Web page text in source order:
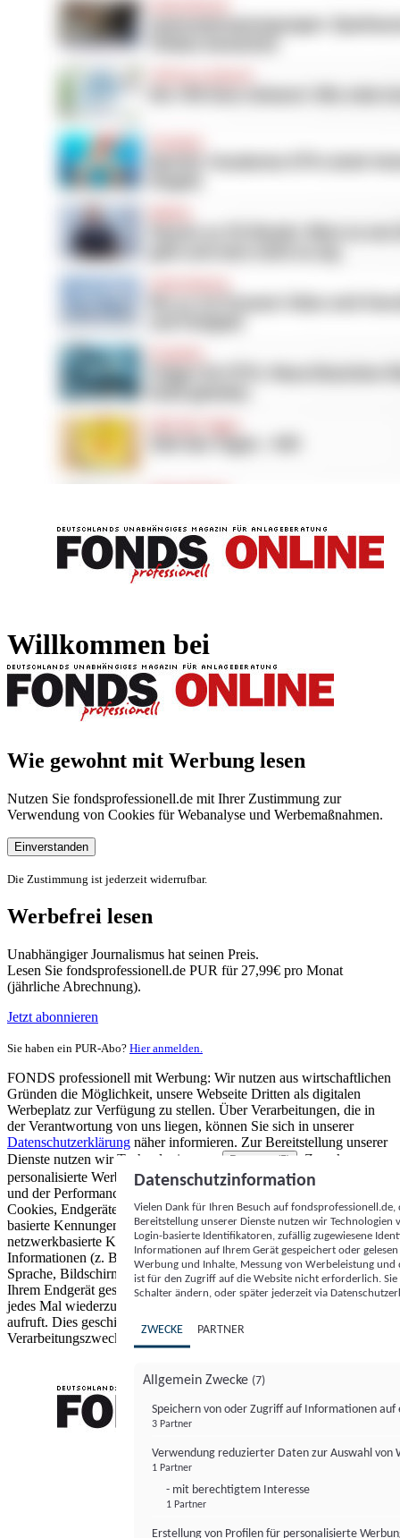
Willkommen bei
Wie gewohnt mit Werbung lesen
Nutzen Sie fondsprofessionell.de mit Ihrer Zustimmung zur
Verwendung von Cookies für Webanalyse und Werbemaßnahmen.
Einverstanden
Die Zustimmung ist jederzeit widerrufbar.
Werbefrei lesen
Unabhängiger Journalismus hat seinen Preis.
Lesen Sie fondsprofessionell.de PUR für 27,99€ pro Monat
(jährliche Abrechnung).
Jetzt abonnieren
Sie haben ein PUR-Abo? Hier anmelden.
FONDS professionell mit Werbung: Wir nutzen aus wirtschaftlichen
Gründen die Möglichkeit, unsere Webseite Dritten als digitalen
Werbeplatz zur Verfügung zu stellen. Über Verarbeitungen, die in
der Verantwortung von uns liegen, können Sie sich in unserer
Datenschutzerklärung näher informieren. Zur Bereitstellung unserer
Dienste nutzen wir Technologien von
Partnern (5)
. Zwecke:
personalisierte Werbung und Inhalte, Messung von Werbeleistung
und der Performance von Inhalten sowie Zielgruppenforschung.
Cookies, Endgeräte- oder ähnliche Online-Kennungen (z. B. login-
basierte Kennungen, zufällig generierte Kennungen,
netzwerkbasierte Kennungen) können zusammen mit anderen
Informationen (z. B. Browsertyp und Browserinformationen,
Sprache, Bildschirmgröße, unterstützte Technologien usw.) auf
Ihrem Endgerät gespeichert oder von dort ausgelesen werden, um es
jedes Mal wiederzuerkennen, wenn es eine App oder einer Webseite
aufruft. Dies geschieht für einen oder mehrere der hier aufgeführten
Verarbeitungszwecke.
Datenschutzinformation
Vielen Dank für Ihren Besuch auf
Bereitstellung unserer Dienste nutzen wir Technologien
Login-basierte Identifikatoren, zufällig zugewiesene
Informationen auf Ihrem Gerät gespeichert oder
Werbung und Inhalte, Messung von Werbeleistung
ist für den Zugriff auf die Website nicht erforderlich.
Schalter ändern, oder später jederzeit via
ZWECKE PARTNER
Allgemein Zwecke (7)
Speichern von oder Zugriff auf Informationen auf
3 Partner
Verwendung reduzierter Daten zur Auswahl von
1 Partner
- mit berechtigtem Interesse
1 Partner
Erstellung von Profilen für personalisierte
FONDS professionell